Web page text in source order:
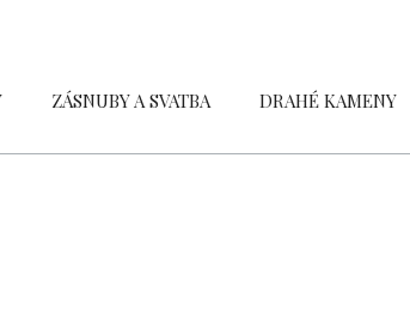
ZÁSNUBY A SVATBA DRAHÉ KAMENY